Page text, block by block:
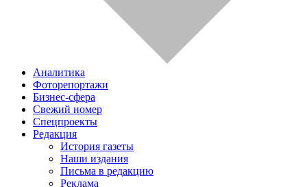
Аналитика
Фоторепортажи
Бизнес-сфера
Свежий номер
Спецпроекты
Редакция
История газеты
Наши издания
Письма в редакцию
Реклама